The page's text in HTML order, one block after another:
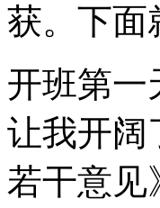
获。下面
开班第一
让我开阔
若干意见